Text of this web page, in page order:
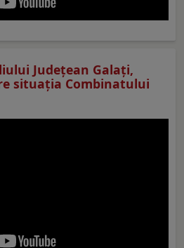
Judeţean Galaţi,
situaţia Combinatului